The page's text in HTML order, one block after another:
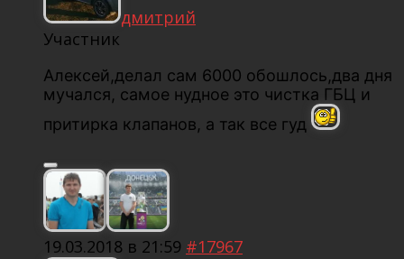
дмитрий
Участник
Алексей,делал сам 6000 обошлось,два дня
мучался, самое нудное это чистка ГБЦ и
притирка клапанов, а так все гуд
19.03.2018 в 21:59 #17967